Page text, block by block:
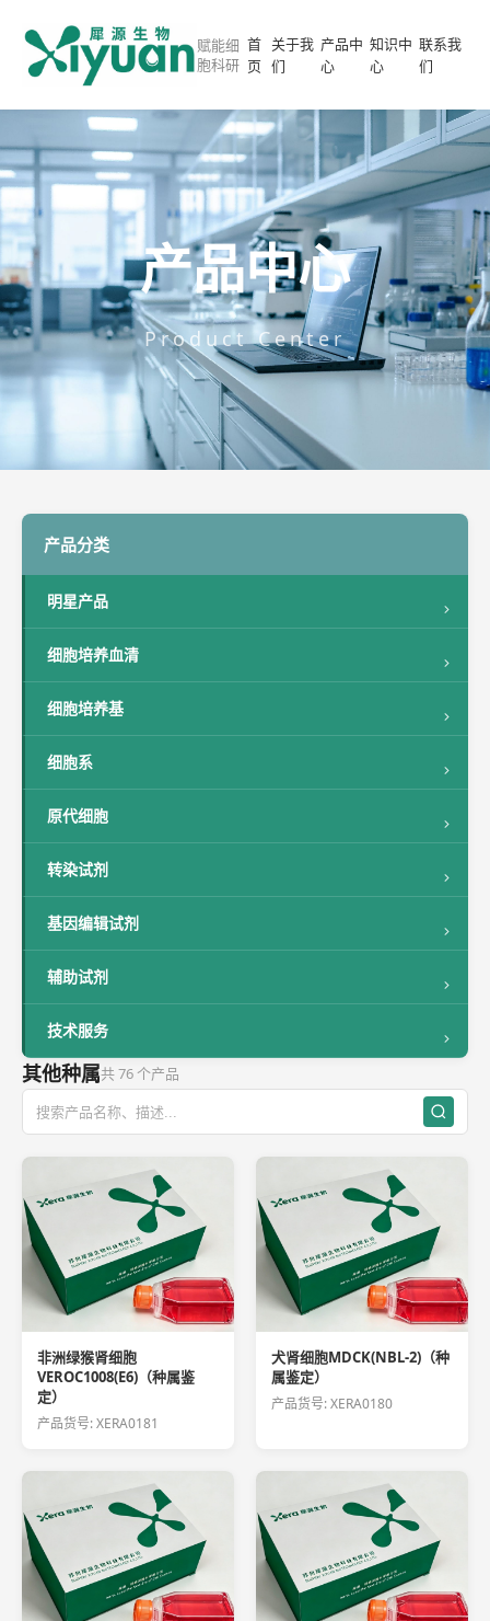
赋能细
胞科研
首
页
关于我
们
产品中
心
知识中
心
联系我
们
产品中心
Product Center
产品分类
明星产品
细胞培养血清
细胞培养基
细胞系
原代细胞
转染试剂
基因编辑试剂
辅助试剂
技术服务
其他种属共 76 个产品
非洲绿猴肾细胞
VEROC1008(E6)（种属鉴
定）
产品货号: XERA0181
犬肾细胞MDCK(NBL-2)（种
属鉴定）
产品货号: XERA0180